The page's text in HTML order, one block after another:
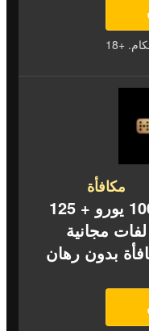
+18
مكافأة
1000 يورو + 125
لفات مجانية
بدون رهان